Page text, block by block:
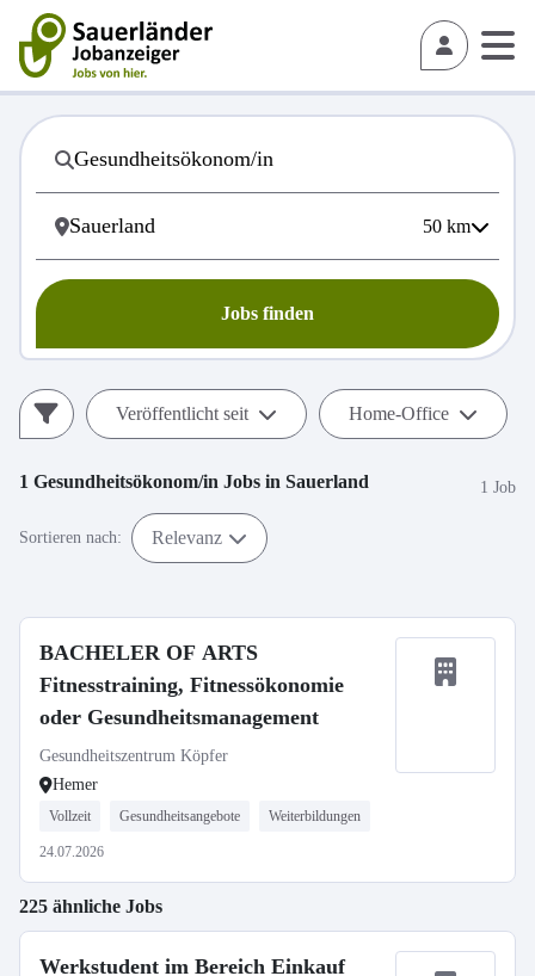
50 km
Jobs finden
Veröffentlicht seit Home-Office
1 Gesundheitsökonom/in Jobs in Sauerland 1 Job
Sortieren nach: Relevanz
BACHELER OF ARTS
Fitnesstraining, Fitnessökonomie
oder Gesundheitsmanagement
Gesundheitszentrum Köpfer
Hemer
Vollzeit Gesundheitsangebote Weiterbildungen
24.07.2026
225 ähnliche Jobs
Werkstudent im Bereich Einkauf